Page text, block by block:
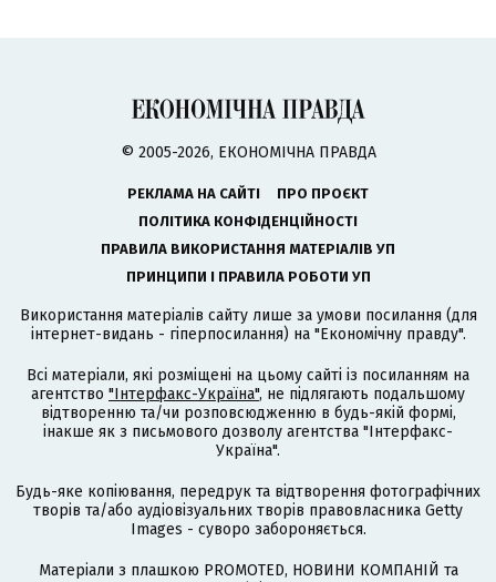
© 2005-2026, ЕКОНОМІЧНА ПРАВДА
РЕКЛАМА НА САЙТІ
ПРО ПРОЄКТ
ПОЛІТИКА КОНФІДЕНЦІЙНОСТІ
ПРАВИЛА ВИКОРИСТАННЯ МАТЕРІАЛІВ УП
ПРИНЦИПИ І ПРАВИЛА РОБОТИ УП
Використання матеріалів сайту лише за умови посилання (для
інтернет-видань - гіперпосилання) на "Економічну правду".
Всі матеріали, які розміщені на цьому сайті із посиланням на
агентство "Інтерфакс-Україна", не підлягають подальшому
відтворенню та/чи розповсюдженню в будь-якій формі,
інакше як з письмового дозволу агентства "Інтерфакс-
Україна".
Будь-яке копіювання, передрук та відтворення фотографічних
творів та/або аудіовізуальних творів правовласника Getty
Images - суворо забороняється.
Матеріали з плашкою PROMOTED, НОВИНИ КОМПАНІЙ та